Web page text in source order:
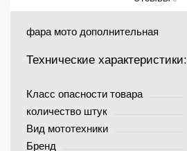
фара мото дополнительная
Технические характеристики:
Класс опасности товара
количество штук
Вид мототехники
Бренд